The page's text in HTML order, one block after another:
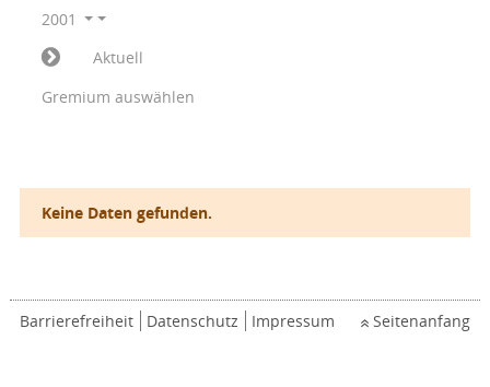
2001
Aktuell
Gremium auswählen
Keine Daten gefunden.
Barrierefreiheit Datenschutz Impressum Seitenanfang